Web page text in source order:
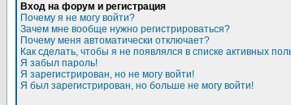
Вход на форум и регистрация
Почему я не могу войти?
Зачем мне вообще нужно регистрироваться?
Почему меня автоматически отключает?
Как сделать, чтобы я не появлялся в списке активных
Я забыл пароль!
Я зарегистрирован, но не могу войти!
Я был зарегистрирован, но больше не могу войти!